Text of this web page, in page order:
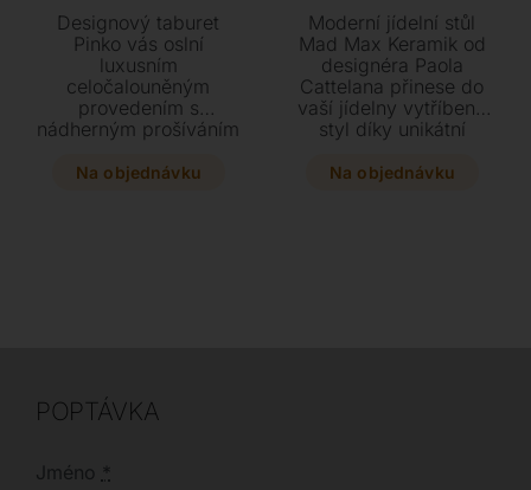
Designový taburet
Pinko vás oslní
luxusním
celočalouněným
provedením s
nádherným prošíváním
Vyberte si z
Na objednávku
Moderní jídelní stůl
Mad Max Keramik od
designéra Paola
Cattelana přinese do
vaší jídelny vytříbený
styl díky unikátní
podnoží ve tvaru X a
Na objednávku
POPTÁVKA
Jméno *